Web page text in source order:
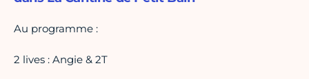
Au programme :
2 lives : Angie & 2T